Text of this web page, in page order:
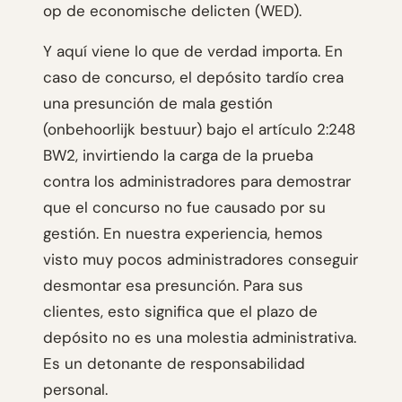
op de economische delicten (WED).
Y aquí viene lo que de verdad importa. En
caso de concurso, el depósito tardío crea
una presunción de mala gestión
(onbehoorlijk bestuur) bajo el artículo 2:248
BW2, invirtiendo la carga de la prueba
contra los administradores para demostrar
que el concurso no fue causado por su
gestión. En nuestra experiencia, hemos
visto muy pocos administradores conseguir
desmontar esa presunción. Para sus
clientes, esto significa que el plazo de
depósito no es una molestia administrativa.
Es un detonante de responsabilidad
personal.